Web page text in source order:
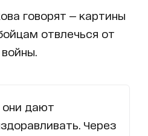
говорят — картины
отвлечься от
они дают
Через